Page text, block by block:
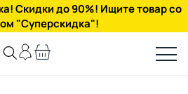
Скидки до 90%! Ищите товар со
"Суперскидка"!